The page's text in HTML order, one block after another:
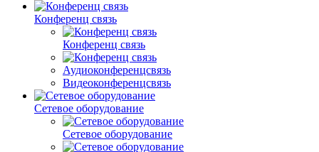
Конференц связь
Конференц связь
Аудиоконференцсвязь
Видеоконференцсвязь
Сетевое оборудование
Сетевое оборудование